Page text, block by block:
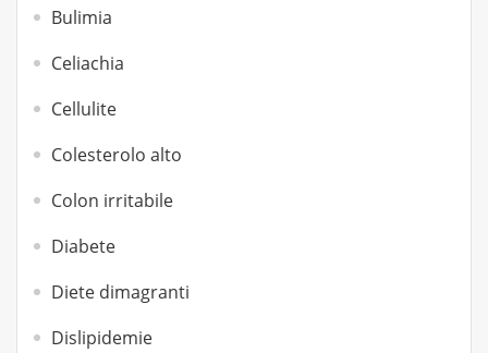
Bulimia
Celiachia
Cellulite
Colesterolo alto
Colon irritabile
Diabete
Diete dimagranti
Dislipidemie